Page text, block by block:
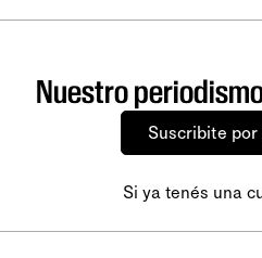
Nuestro
Suscribite por
Si ya tenés una